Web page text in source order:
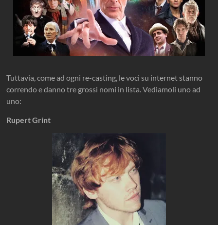
Tuttavia, come ad ogni re-casting, le voci su internet stanno
correndo e danno tre grossi nomi in lista. Vediamoli uno ad
uno:
Rupert Grint